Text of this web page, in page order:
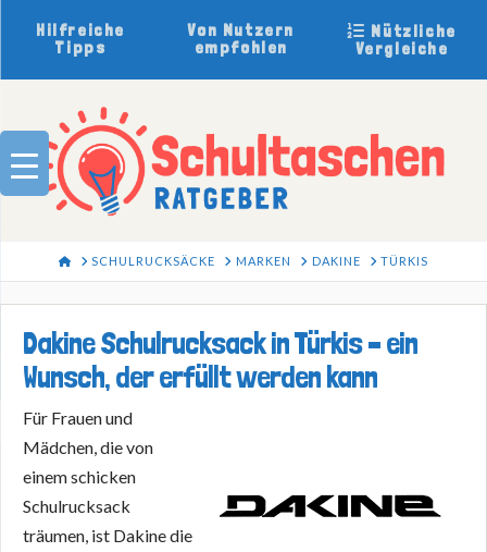
Hilfreiche
Tipps
Von Nutzern
empfohlen
Nützliche
Vergleiche
HOMESCHULRUCKSÄCKE MARKEN DAKINE TÜRKIS
Dakine Schulrucksack in Türkis – ein
Wunsch, der erfüllt werden kann
Für Frauen und
Mädchen, die von
einem schicken
Schulrucksack
träumen, ist Dakine die